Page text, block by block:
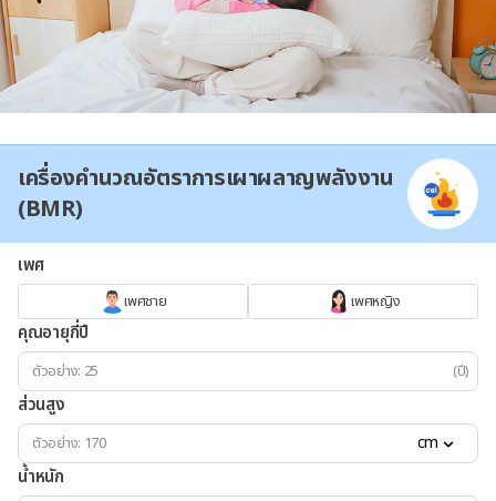
เครื่องคำนวณอัตราการเผาผลาญพลังงาน
(BMR)
เพศ
เพศชาย เพศหญิง
คุณอายุกี่ปี
(ปี)
ส่วนสูง
cm
น้ำหนัก